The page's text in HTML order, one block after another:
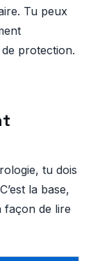
Tu peux
de protection.
tu dois
la base,
façon de lire